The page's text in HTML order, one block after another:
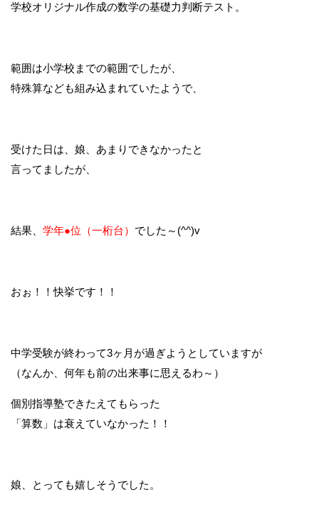
学校オリジナル作成の数学の基礎力判断テスト。
範囲は小学校までの範囲でしたが、
特殊算なども組み込まれていたようで、
受けた日は、娘、あまりできなかったと
言ってましたが、
結果、 学年●位（一桁台） でした～(^^)v
おぉ！！快挙です！！
中学受験が終わって3ヶ月が過ぎようとしていますが
（なんか、何年も前の出来事に思えるわ～）
個別指導塾できたえてもらった
「算数」は衰えていなかった！！
娘、とっても嬉しそうでした。